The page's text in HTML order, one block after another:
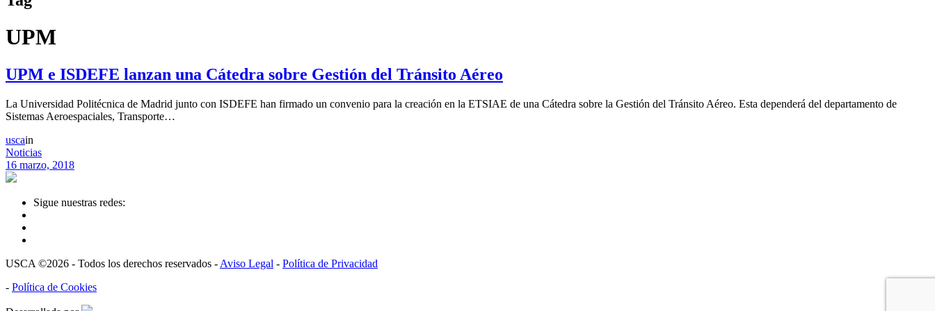
UPM
UPM e ISDEFE lanzan una Cátedra sobre Gestión del Tránsito Aéreo
La Universidad Politécnica de Madrid junto con ISDEFE han firmado un convenio para la creación en la ETSIAE de una Cátedra sobre la Gestión del Tránsito Aéreo. Esta dependerá del departamento de
Sistemas Aeroespaciales, Transporte…
uscain
Noticias
16 marzo, 2018
Sigue nuestras redes:
USCA ©2026 - Todos los derechos reservados - Aviso Legal - Política de Privacidad
- Política de Cookies